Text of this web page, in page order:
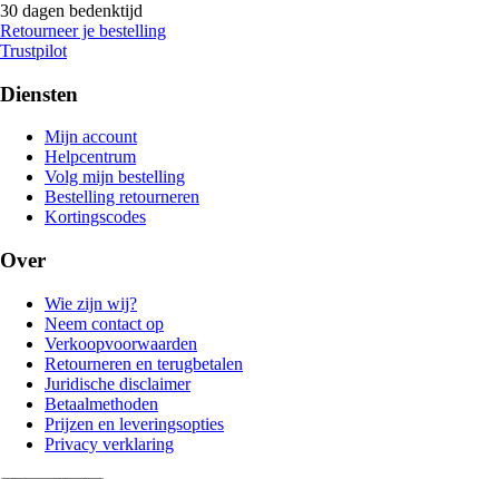
30 dagen bedenktijd
Retourneer je bestelling
Trustpilot
Diensten
Mijn account
Helpcentrum
Volg mijn bestelling
Bestelling retourneren
Kortingscodes
Over
Wie zijn wij?
Neem contact op
Verkoopvoorwaarden
Retourneren en terugbetalen
Juridische disclaimer
Betaalmethoden
Prijzen en leveringsopties
Privacy verklaring